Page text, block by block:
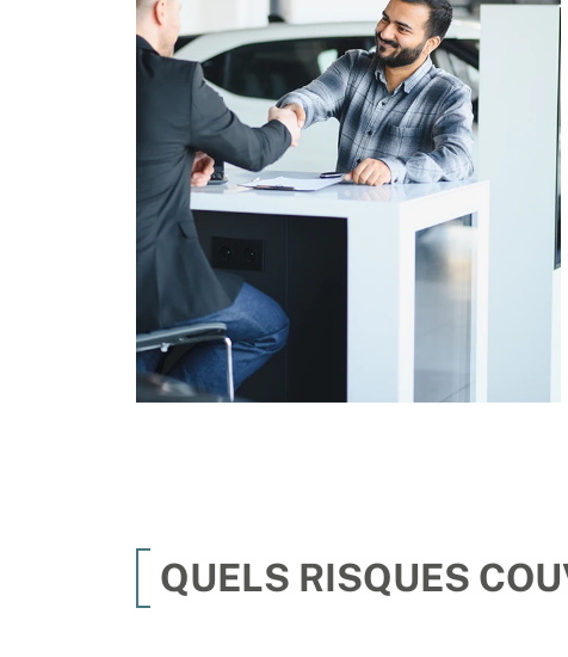
QUELS RISQUES